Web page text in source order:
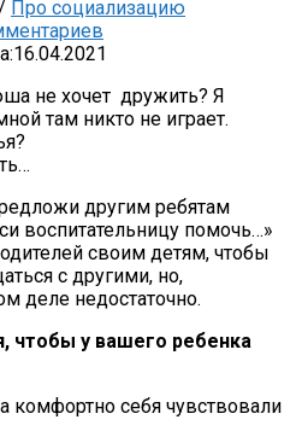
/ Про социализацию
16.04.2021
не хочет дружить? Я
там никто не играет.
другим ребятам
воспитательницу помочь…»
своим детям, чтобы
с другими, но,
деле недостаточно.
чтобы у вашего ребенка
комфортно себя чувствовали